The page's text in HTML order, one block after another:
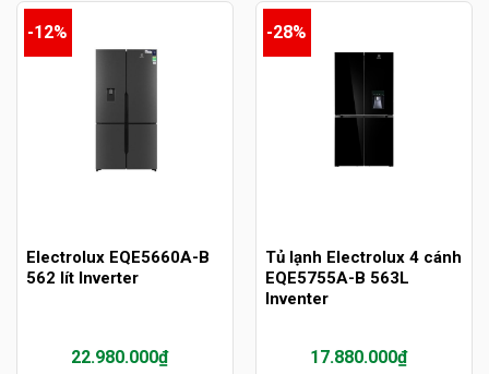
-12%
Electrolux EQE5660A-B
562 lít Inverter
22.980.000₫
-28%
Tủ lạnh Electrolux 4 cánh
EQE5755A-B 563L
Inventer
17.880.000₫